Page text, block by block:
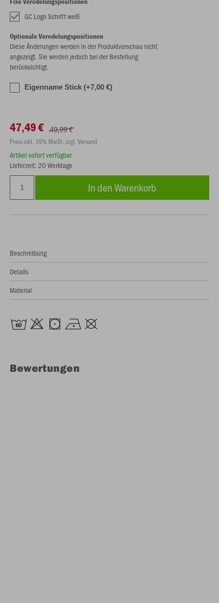
GC Logo Schrift weiß
Optionale Veredelungspositionen
Diese Änderungen werden in der Produktvorschau nicht
angezeigt. Sie werden jedoch bei der Bestellung
berücksichtigt.
Eigenname Stick (+7,00 €)
47,49 € 49,99 €
Preis inkl. 19% MwSt. zzgl. Versand
Artikel sofort verfügbar
Lieferzeit: 20 Werktage
In den Warenkorb
Beschreibung
Details
Material
Bewertungen